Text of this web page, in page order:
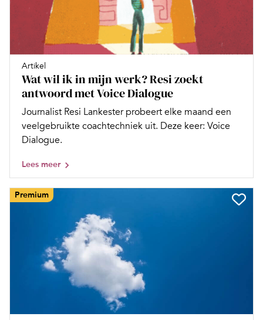
Artikel
Wat wil ik in mijn werk? Resi zoekt
antwoord met Voice Dialogue
Journalist Resi Lankester probeert elke maand een
veelgebruikte coachtechniek uit. Deze keer: Voice
Dialogue.
Lees meer
Premium